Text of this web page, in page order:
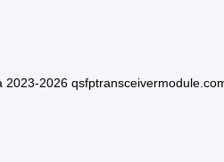
2023-2026